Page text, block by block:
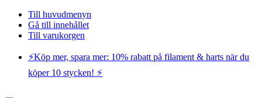
Till huvudmenyn
Gå till innehållet
Till varukorgen
⚡️Köp mer, spara mer: 10% rabatt på filament & harts när du
köper 10 stycken! ⚡️